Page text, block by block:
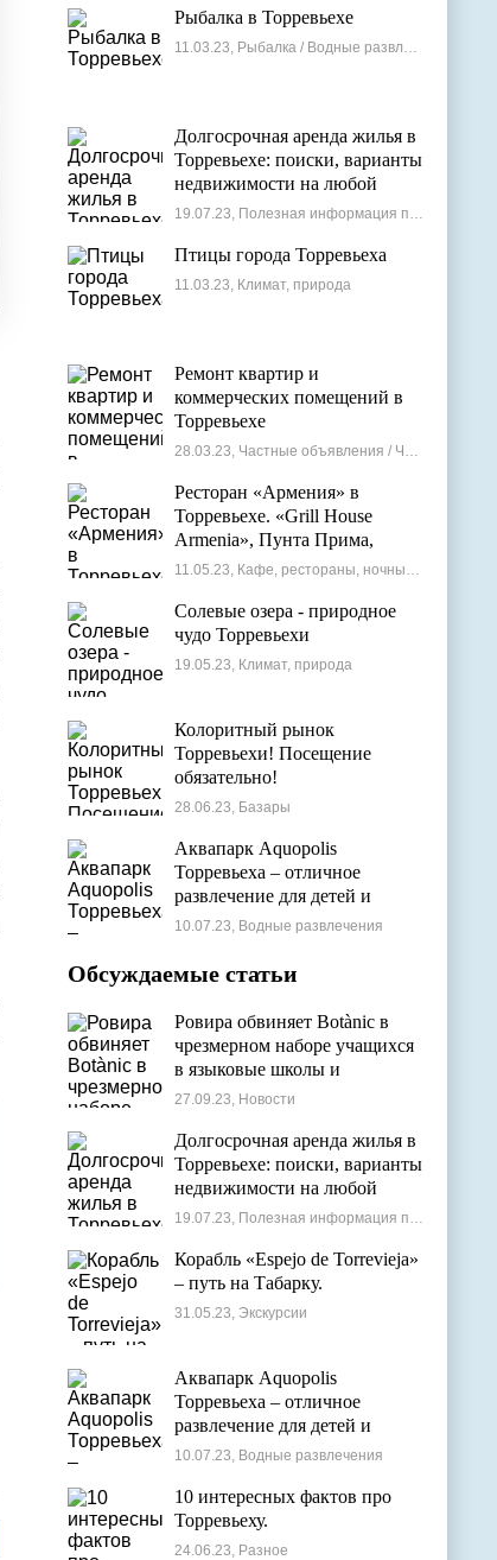
Рыбалка в Торревьехе
11.03.23, Рыбалка / Водные развлечения
Долгосрочная аренда жилья в
Торревьехе: поиски, варианты
недвижимости на любой
бюджет
19.07.23, Полезная информация по недвижимости
Птицы города Торревьеха
11.03.23, Климат, природа
Ремонт квартир и
коммерческих помещений в
Торревьехе
28.03.23, Частные объявления / Частные мастера
Ресторан «Армения» в
Торревьехе. «Grill House
Armenia», Пунта Прима,
Испания
11.05.23, Кафе, рестораны, ночные клубы
Солевые озера - природное
чудо Торревьехи
19.05.23, Климат, природа
Колоритный рынок
Торревьехи! Посещение
обязательно!
28.06.23, Базары
Аквапарк Aquopolis
Торревьеха – отличное
развлечение для детей и
взрослых
10.07.23, Водные развлечения
Обсуждаемые статьи
Ровира обвиняет Botànic в
чрезмерном наборе учащихся
в языковые школы и
проблемах с ассигнованиями
27.09.23, Новости
Долгосрочная аренда жилья в
Торревьехе: поиски, варианты
недвижимости на любой
бюджет
19.07.23, Полезная информация по недвижимости
Корабль «Espejo de Torrevieja»
– путь на Табарку.
31.05.23, Экскурсии
Аквапарк Aquopolis
Торревьеха – отличное
развлечение для детей и
взрослых
10.07.23, Водные развлечения
10 интересных фактов про
Торревьеху.
24.06.23, Разное